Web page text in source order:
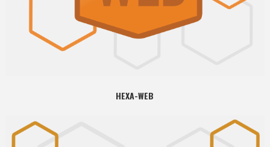
HEXA-WEB